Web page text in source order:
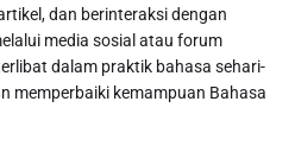
dan berinteraksi dengan
media sosial atau forum
dalam praktik bahasa sehari-
memperbaiki kemampuan Bahasa